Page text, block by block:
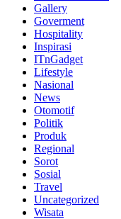
Gallery
Goverment
Hospitality
Inspirasi
ITnGadget
Lifestyle
Nasional
News
Otomotif
Politik
Produk
Regional
Sorot
Sosial
Travel
Uncategorized
Wisata